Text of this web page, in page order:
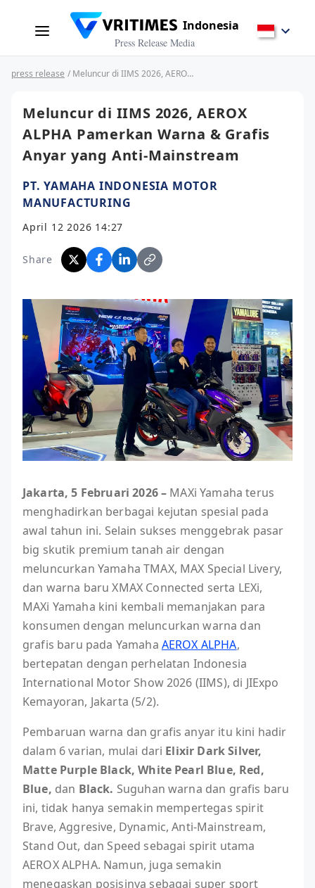
Indonesia
Press Release Media
press release / Meluncur di IIMS 2026, AEROX ALPHA Pamerkan Warna & Grafis Anyar yang Anti-Mainstream
Meluncur di IIMS 2026, AEROX
ALPHA Pamerkan Warna & Grafis
Anyar yang Anti-Mainstream
PT. YAMAHA INDONESIA MOTOR
MANUFACTURING
April 12 2026 14:27
Share
Jakarta, 5 Februari 2026 – MAXi Yamaha terus
menghadirkan berbagai kejutan spesial pada
awal tahun ini. Selain sukses menggebrak pasar
big skutik premium tanah air dengan
meluncurkan Yamaha TMAX, MAX Special Livery,
dan warna baru XMAX Connected serta LEXi,
MAXi Yamaha kini kembali memanjakan para
konsumen dengan meluncurkan warna dan
grafis baru pada Yamaha AEROX ALPHA,
bertepatan dengan perhelatan Indonesia
International Motor Show 2026 (IIMS), di JIExpo
Kemayoran, Jakarta (5/2).
Pembaruan warna dan grafis anyar itu kini hadir
dalam 6 varian, mulai dari Elixir Dark Silver,
Matte Purple Black, White Pearl Blue, Red,
Blue, dan Black. Suguhan warna dan grafis baru
ini, tidak hanya semakin mempertegas spirit
Brave, Aggresive, Dynamic, Anti-Mainstream,
Stand Out, dan Speed sebagai spirit utama
AEROX ALPHA. Namun, juga semakin
menegaskan posisinya sebagai super sport